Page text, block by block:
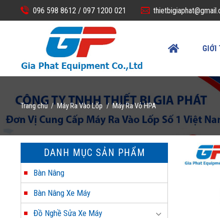
to
096 598 8612 / 097 1200 021
GIỚI
Trang chủ / Máy Ra Vào Lốp / Máy Ra Vỏ HPA
DANH MỤC SẢN PHẨM
Bàn Nâng
Bàn Nâng Xe Máy
Đồ Nghề Sửa Xe Máy